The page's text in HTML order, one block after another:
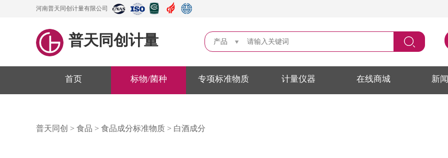
河南普天同创计量有限公司
普天同创计量 产品
首页 标物/菌种 专项标准物质 计量仪器 在线商城 新
普天同创 > 食品 > 食品成分标准物质 > 白酒成分